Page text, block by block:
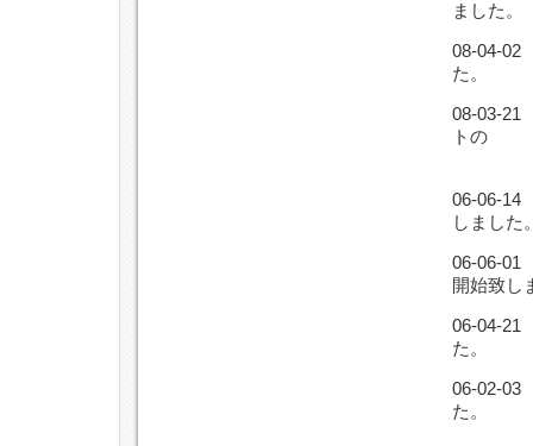
ました。
08-04-02
た。
08-03-21
トの
06-06-14
しました
06-06-01
開始致し
06-04-21
た。
06-02-03
た。